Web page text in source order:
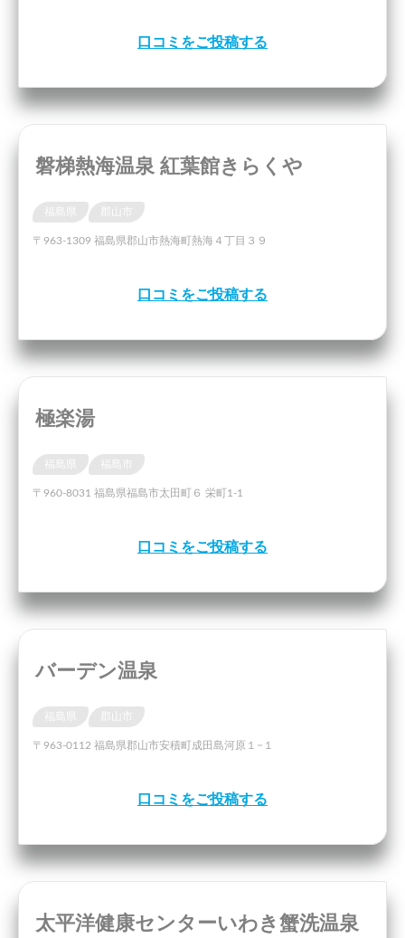
口コミをご投稿する
磐梯熱海温泉 紅葉館きらくや
〒963-1309 福島県郡山市熱海町熱海４丁目３９
口コミをご投稿する
極楽湯
〒960-8031 福島県福島市太田町６ 栄町1-1
口コミをご投稿する
バーデン温泉
〒963-0112 福島県郡山市安積町成田島河原１−１
口コミをご投稿する
太平洋健康センターいわき蟹洗温泉